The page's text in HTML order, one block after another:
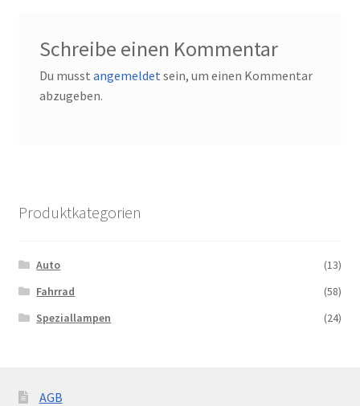
Schreibe einen Kommentar
Du musst angemeldetsein, um einen Kommentar
abzugeben.
Produktkategorien
Auto
(13)
Fahrrad
(58)
Speziallampen
(24)
AGB